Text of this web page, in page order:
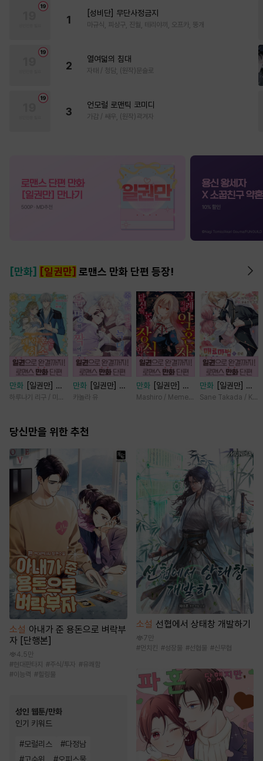
1
[성비단] 무단사정금지
마규식, 피상구, 진월, 테리야끼, 오프카, 뚱개
2
열여덟의 침대
자태 / 청담, (원작)문슬로
3
언모럴 로맨틱 코미디
가감 / 쌔우, (원작)곽겨자
[만화] [일권만] 로맨스 만화 단편 등장!
만화
[일권만] 제
약혼은 취소되었습
하루나기 리구 / 미즈메
만화
[일권만] 죽
을 뻔한 늑대가 운
카놀라 유
만화
[일권만] 실
례지만 약혼자님,
Mashiro / Memeko
만화
[일권만] 매
료 마법에 걸린 척
Sane Takada /
당신만을 위한 추천
소설 아내가 준 용돈으로 벼락부
자 [단행본]
4.5만
#현대판타지 #주식/투자 #유쾌함
#이능력 # 힐링물
성인 웹툰/만화
인기 키워드
#모럴리스 #다정남
소설 선협에서 상태창 개발하기
7만
#먼치킨 #성장물 #선협물 #신무협